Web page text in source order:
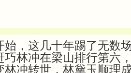
始，这几十年踢了无数
巧林冲在梁山排行第六
林冲转世，林黛玉顺理